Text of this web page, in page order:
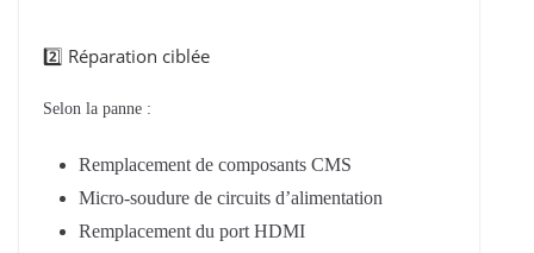
2️⃣ Réparation ciblée
Selon la panne :
Remplacement de composants CMS
Micro-soudure de circuits d’alimentation
Remplacement du port HDMI